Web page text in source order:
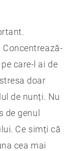
Concentrează-
care-l ai de
doar
de nunți. Nu
genul
Ce simți că
cea mai